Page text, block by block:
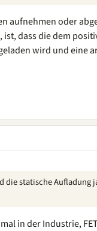
aufnehmen oder
dass die dem
wird und eine
die statische Aufladung
in der Industrie,